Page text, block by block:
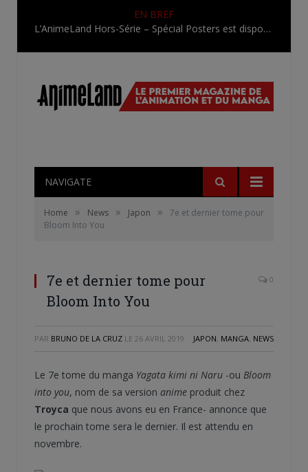
EN BREF
L’AnimeLand Hors-Série – Spécial Posters est disponible !
NAVIGATE
Home » News » Japon »
7e et dernier tome pour
Bloom Into You
7e et dernier tome pour
Bloom Into You
0
PAR BRUNO DE LA CRUZ LE 26 AVRIL 2019 JAPON, MANGA, NEWS
Le 7e tome du manga Yagata kimi ni Naru -ou Bloom
into you, nom de sa version anime produit chez
Troyca que nous avons eu en France- annonce que
le prochain tome sera le dernier. Il est attendu en
novembre.